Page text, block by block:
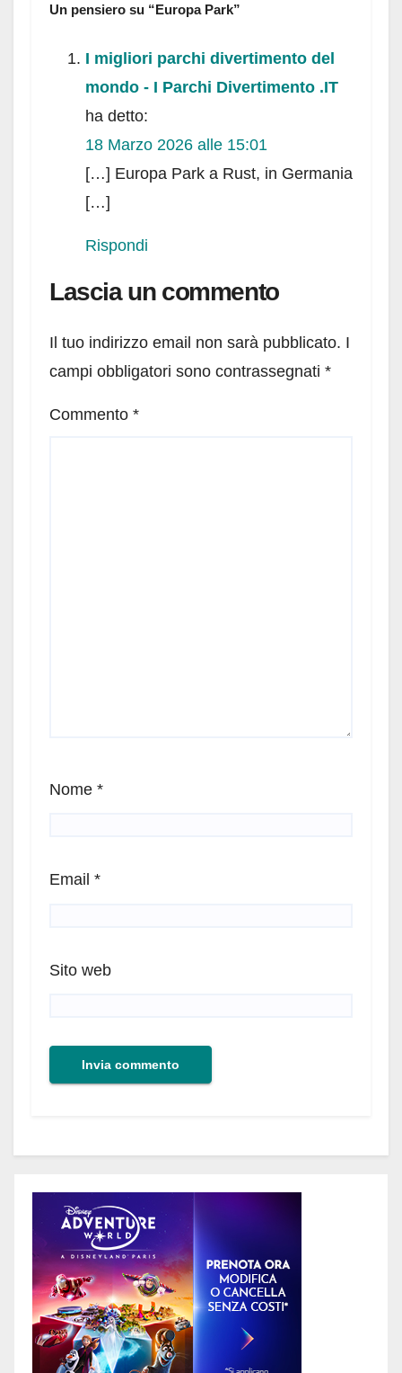
Un pensiero su “Europa Park”
I migliori parchi divertimento del
mondo - I Parchi Divertimento .IT
ha detto:
18 Marzo 2026 alle 15:01
[…] Europa Park a Rust, in Germania
[…]
Rispondi
Lascia un commento
Il tuo indirizzo email non sarà pubblicato. I
campi obbligatori sono contrassegnati *
Commento *
Nome *
Email *
Sito web